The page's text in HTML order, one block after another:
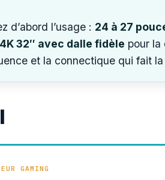
d’abord l’usage : 24 à 27
4K 32″ avec dalle fidèle pour la
et la connectique qui fait
GAMING